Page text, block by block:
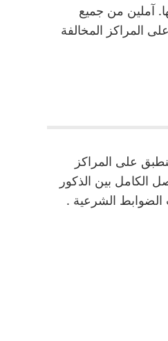
آملين من جميع
المراكز المخالفة
على المراكز
حلقات المؤسسة . 14.الالتزام بالفصل الكامل بين الذكور
الضوابط الشرعية .